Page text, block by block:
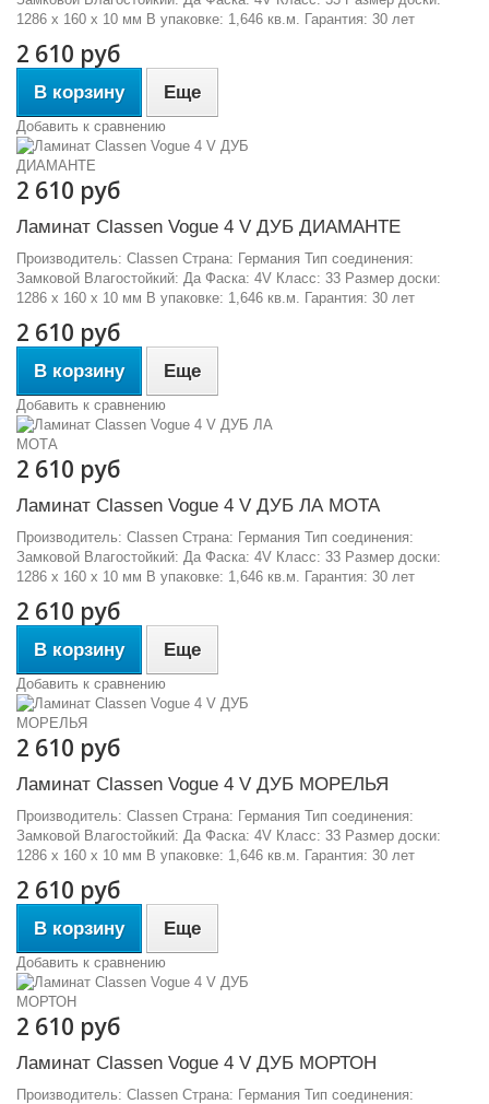
1286 х 160 х 10 мм В упаковке: 1,646 кв.м. Гарантия: 30 лет
2 610 руб
В корзину Еще
Добавить к сравнению
2 610 руб
Ламинат Classen Vogue 4 V ДУБ ДИАМАНТЕ
Производитель: Classen Страна: Германия Тип соединения:
Замковой Влагостойкий: Да Фаска: 4V Класс: 33 Размер доски:
1286 х 160 х 10 мм В упаковке: 1,646 кв.м. Гарантия: 30 лет
2 610 руб
В корзину Еще
Добавить к сравнению
2 610 руб
Ламинат Classen Vogue 4 V ДУБ ЛА МОТА
Производитель: Classen Страна: Германия Тип соединения:
Замковой Влагостойкий: Да Фаска: 4V Класс: 33 Размер доски:
1286 х 160 х 10 мм В упаковке: 1,646 кв.м. Гарантия: 30 лет
2 610 руб
В корзину Еще
Добавить к сравнению
2 610 руб
Ламинат Classen Vogue 4 V ДУБ МОРЕЛЬЯ
Производитель: Classen Страна: Германия Тип соединения:
Замковой Влагостойкий: Да Фаска: 4V Класс: 33 Размер доски:
1286 х 160 х 10 мм В упаковке: 1,646 кв.м. Гарантия: 30 лет
2 610 руб
В корзину Еще
Добавить к сравнению
2 610 руб
Ламинат Classen Vogue 4 V ДУБ МОРТОН
Производитель: Classen Страна: Германия Тип соединения: